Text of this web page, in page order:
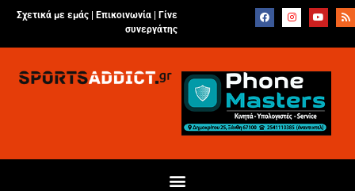
Σχετικά με εμάς | Επικοινωνία
Γίνε
συνεργάτης